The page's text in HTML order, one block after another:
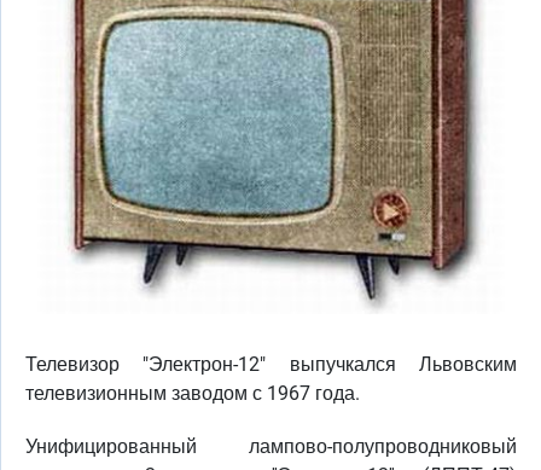
Телевизор "Электрон-12" выпучкался Львовским
телевизионным заводом с 1967 года.
Унифицированный лампово-полупроводниковый